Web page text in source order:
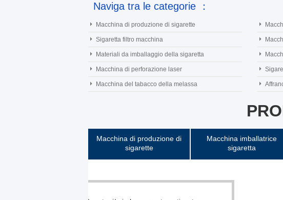
Naviga tra le categorie ：
Macchina di produzione di sigarette
Sigaretta filtro macchina
Materiali da imballaggio della sigaretta
Macchina di perforazione laser
Macchina del tabacco della melassa
Macchina di produzione di
sigarette
Macchina imballatrice
sigaretta